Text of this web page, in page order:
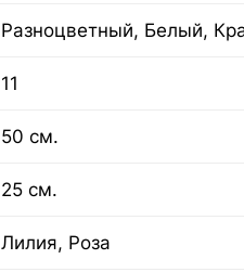
Разноцветный, Белый,
11
50 см.
25 см.
Лилия, Роза